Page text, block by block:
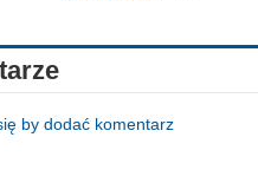
by dodać komentarz